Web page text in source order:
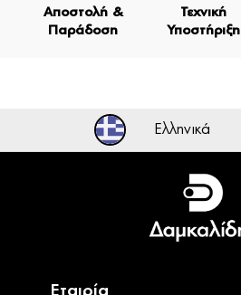
Αποστολή &
Παράδοση
Τεχνική
Υποστήριξη
Ελληνικά
Ελληνικά
English
Εταιρία